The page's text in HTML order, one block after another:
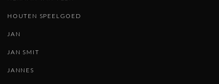
HOUTEN SPEELGOED
JAN
JAN SMIT
JANNES